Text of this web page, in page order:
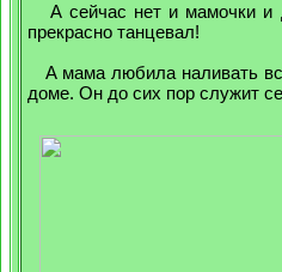
А сейчас нет и мамочки и
прекрасно танцевал!
А мама любила наливать
доме. Он до сих пор служит